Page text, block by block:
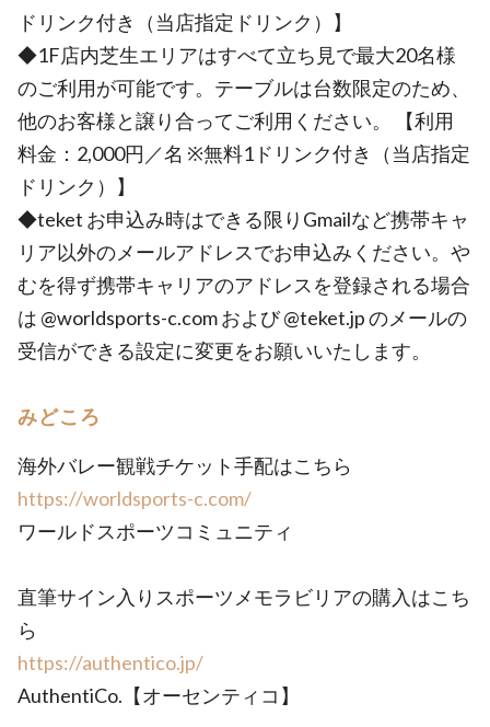
ドリンク付き（当店指定ドリンク）】
◆1F店内芝生エリアはすべて立ち見で最大20名様
のご利用が可能です。テーブルは台数限定のため、
他のお客様と譲り合ってご利用ください。 【利用
料金：2,000円／名 ※無料1ドリンク付き（当店指定
ドリンク）】
◆teket お申込み時はできる限りGmailなど携帯キャ
リア以外のメールアドレスでお申込みください。や
むを得ず携帯キャリアのアドレスを登録される場合
は @worldsports-c.com および @teket.jp のメールの
受信ができる設定に変更をお願いいたします。
みどころ
海外バレー観戦チケット手配はこちら
https://worldsports-c.com/
ワールドスポーツコミュニティ
直筆サイン入りスポーツメモラビリアの購入はこち
ら
https://authentico.jp/
AuthentiCo.【オーセンティコ】